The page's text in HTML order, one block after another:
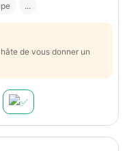
...
de vous donner un